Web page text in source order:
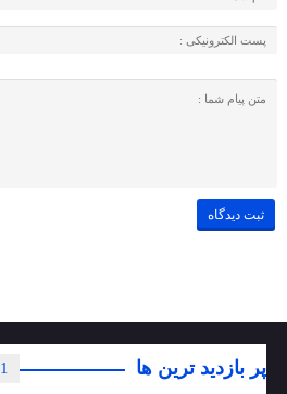
پر بازدید ترین ها 1 روز